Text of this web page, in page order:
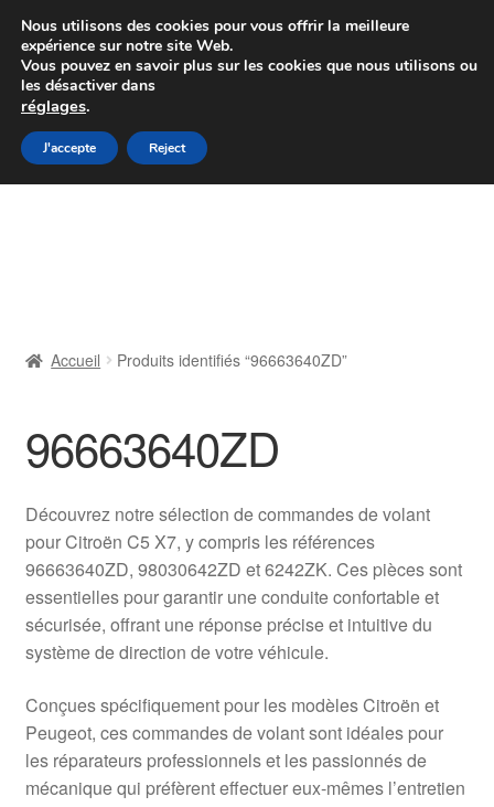
Colissimo livraison à partir de 7 EUR
Du lundi au vendredi de 9 h à 16 h
Aller
à
Aller
au
Livraison
Livraison internationale
Mon compte
Paiements
Plainte
Politique de confidentialité
Accueil Produits identifiés “96663640ZD”
96663640ZD
Découvrez notre sélection de commandes de volant
pour Citroën C5 X7, y compris les références
96663640ZD, 98030642ZD et 6242ZK. Ces pièces sont
essentielles pour garantir une conduite confortable et
sécurisée, offrant une réponse précise et intuitive du
système de direction de votre véhicule.
Conçues spécifiquement pour les modèles Citroën et
Peugeot, ces commandes de volant sont idéales pour
les réparateurs professionnels et les passionnés de
mécanique qui préfèrent effectuer eux-mêmes l’entretien
Nous utilisons des cookies pour vous offrir la meilleure
expérience sur notre site Web.
Vous pouvez en savoir plus sur les cookies que nous utilisons ou
les désactiver dans
réglages.
J'accepte Reject